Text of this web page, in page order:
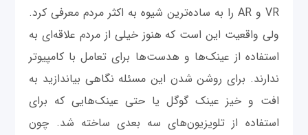
VR و AR را به ساده‌ترین شیوه به اکثر مردم معرفی کرد.
ولی واقعیت این است که هنوز خیلی از مردم علاقه‌ای به
استفاده از عینک‌ها و هدست‌ها برای تعامل با کامپیوتر
ندارند. برای روشن شدن این مسئله نگاهی بیاندازید به
افت و خیز عینک گوگل یا حتی عینک‌هایی که برای
استفاده از تلویزیون‌های سه بعدی ساخته شد. چون